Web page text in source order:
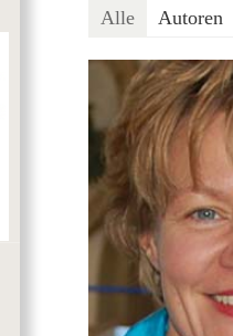
Alle Autoren